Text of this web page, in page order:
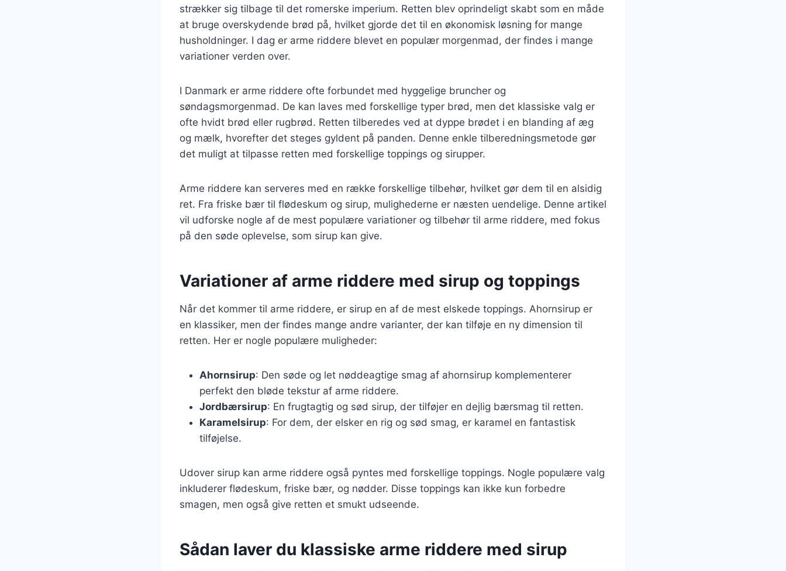
strækker sig tilbage til det romerske imperium. Retten blev oprindeligt skabt som en måde
at bruge overskydende brød på, hvilket gjorde det til en økonomisk løsning for mange
husholdninger. I dag er arme riddere blevet en populær morgenmad, der findes i mange
variationer verden over.
I Danmark er arme riddere ofte forbundet med hyggelige bruncher og
søndagsmorgenmad. De kan laves med forskellige typer brød, men det klassiske valg er
ofte hvidt brød eller rugbrød. Retten tilberedes ved at dyppe brødet i en blanding af æg
og mælk, hvorefter det steges gyldent på panden. Denne enkle tilberedningsmetode gør
det muligt at tilpasse retten med forskellige toppings og sirupper.
Arme riddere kan serveres med en række forskellige tilbehør, hvilket gør dem til en alsidig
ret. Fra friske bær til flødeskum og sirup, mulighederne er næsten uendelige. Denne artikel
vil udforske nogle af de mest populære variationer og tilbehør til arme riddere, med fokus
på den søde oplevelse, som sirup kan give.
Variationer af arme riddere med sirup og toppings
Når det kommer til arme riddere, er sirup en af de mest elskede toppings. Ahornsirup er
en klassiker, men der findes mange andre varianter, der kan tilføje en ny dimension til
retten. Her er nogle populære muligheder:
Ahornsirup: Den søde og let nøddeagtige smag af ahornsirup komplementerer
perfekt den bløde tekstur af arme riddere.
Jordbærsirup: En frugtagtig og sød sirup, der tilføjer en dejlig bærsmag til retten.
Karamelsirup: For dem, der elsker en rig og sød smag, er karamel en fantastisk
tilføjelse.
Udover sirup kan arme riddere også pyntes med forskellige toppings. Nogle populære valg
inkluderer flødeskum, friske bær, og nødder. Disse toppings kan ikke kun forbedre
smagen, men også give retten et smukt udseende.
Sådan laver du klassiske arme riddere med sirup